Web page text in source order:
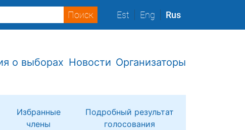
Est Eng Rus
о выборах Новости Организаторы
Избранные
члены
Подробный результат
голосования